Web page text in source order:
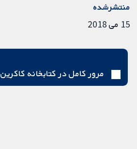
منتشرشده
15 می 2018
مرور کامل در کتابخانه کاکرین